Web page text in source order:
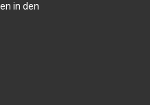
in den